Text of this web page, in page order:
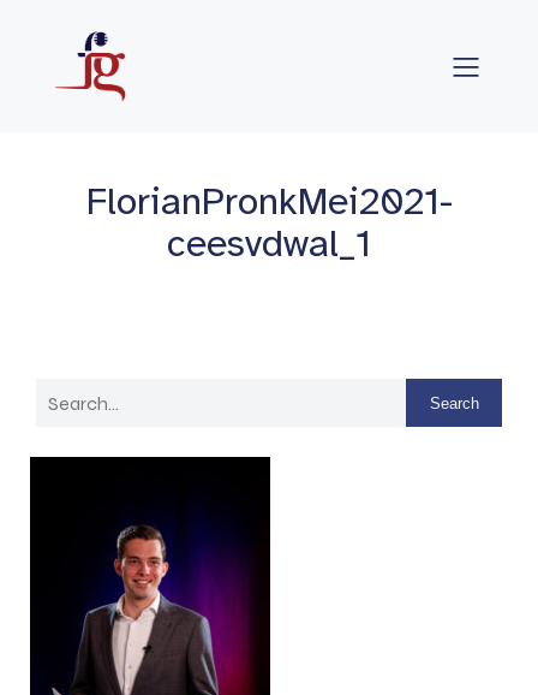
FlorianPronkMei2021-
ceesvdwal_1
Search